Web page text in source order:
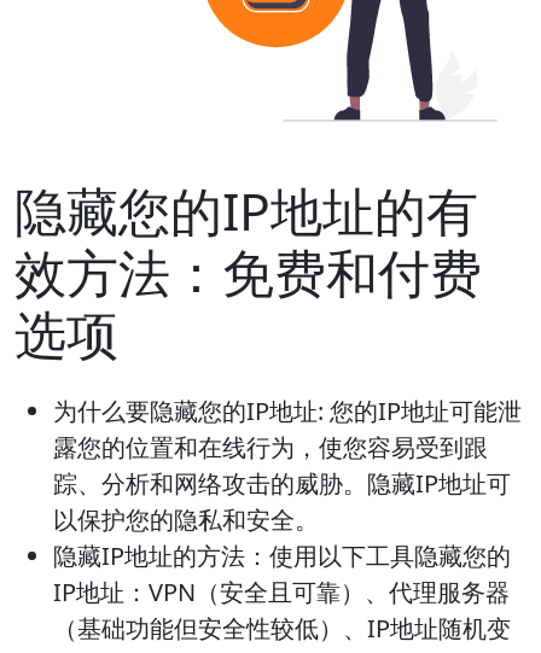
隐藏您的IP地址的有
效方法：免费和付费
选项
为什么要隐藏您的IP地址: 您的IP地址可能泄
露您的位置和在线行为，使您容易受到跟
踪、分析和网络攻击的威胁。隐藏IP地址可
以保护您的隐私和安全。
隐藏IP地址的方法： 使用以下工具隐藏您的
IP地址：VPN（安全且可靠）、代理服务器
（基础功能但安全性较低）、IP地址随机变